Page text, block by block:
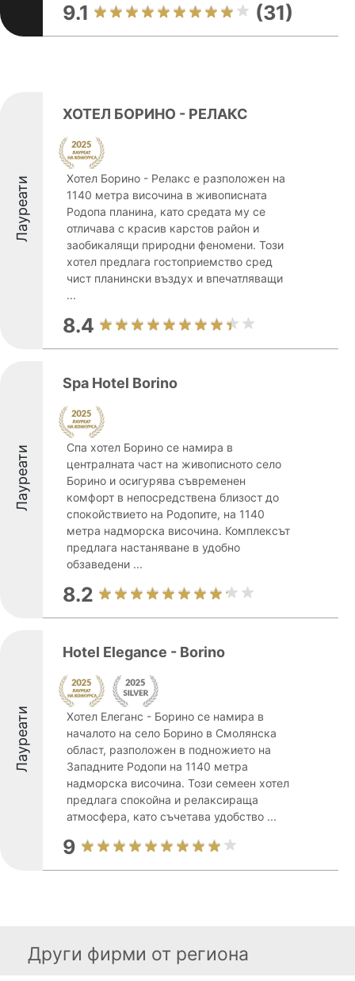
9.1 (31)
Лауреати
ХОТЕЛ БОРИНО - РЕЛАКС
Хотел Борино - Релакс е разположен на
1140 метра височина в живописната
Родопа планина, като средата му се
отличава с красив карстов район и
заобикалящи природни феномени. Този
хотел предлага гостоприемство сред
чист планински въздух и впечатляващи
...
8.4
Лауреати
Spa Hotel Borino
Спа хотел Борино се намира в
централната част на живописното село
Борино и осигурява съвременен
комфорт в непосредствена близост до
спокойствието на Родопите, на 1140
метра надморска височина. Комплексът
предлага настаняване в удобно
обзаведени ...
8.2
Лауреати
Hotel Elegance - Borino
Хотел Елеганс - Борино се намира в
началото на село Борино в Смолянска
област, разположен в подножието на
Западните Родопи на 1140 метра
надморска височина. Този семеен хотел
предлага спокойна и релаксираща
атмосфера, като съчетава удобство ...
9
Други фирми от региона